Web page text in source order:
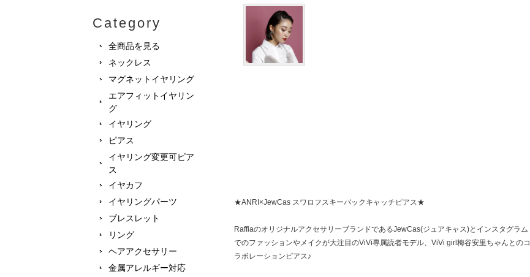
★ANRI×JewCas スワロフスキーバックキャッチピアス★
RaffiaのオリジナルアクセサリーブランドであるJewCas(ジュアキャス)とインスタグラム
でのファッションやメイクが大注目のViVi専属読者モデル、ViVi girl梅谷安里ちゃんとのコ
ラボレーションピアス♪
Category
全商品を見る
ネックレス
マグネットイヤリング
エアフィットイヤリン
グ
イヤリング
ピアス
イヤリング変更可ピア
ス
イヤカフ
イヤリングパーツ
ブレスレット
リング
ヘアアクセサリー
金属アレルギー対応